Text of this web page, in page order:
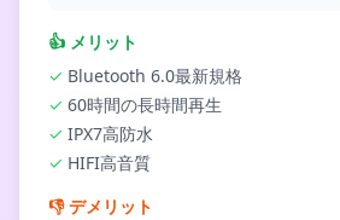
👍 メリット
✓ Bluetooth 6.0最新規格
✓ 60時間の長時間再生
✓ IPX7高防水
✓ HIFI高音質
👎 デメリット